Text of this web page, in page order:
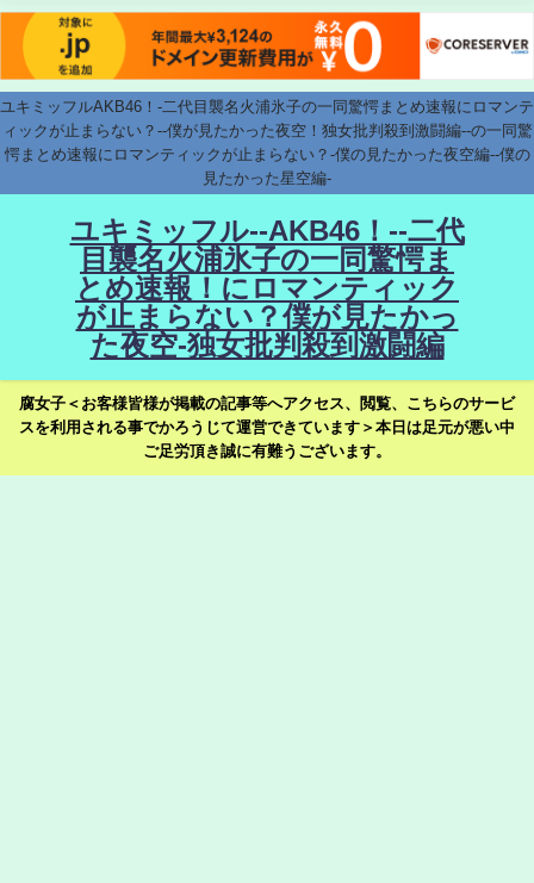
ユキミッフルAKB46！-二代目襲名火浦氷子の一同驚愕まとめ速報にロマンテ
ィックが止まらない？--僕が見たかった夜空！独女批判殺到激闘編--の一同驚
愕まとめ速報にロマンティックが止まらない？-僕の見たかった夜空編--僕の
見たかった星空編-
ユキミッフル--AKB46！--二代
目襲名火浦氷子の一同驚愕ま
とめ速報！にロマンティック
が止まらない？僕が見たかっ
た夜空-独女批判殺到激闘編
腐女子＜お客様皆様が掲載の記事等へアクセス、閲覧、こちらのサービ
スを利用される事でかろうじて運営できています＞本日は足元が悪い中
ご足労頂き誠に有難うございます。